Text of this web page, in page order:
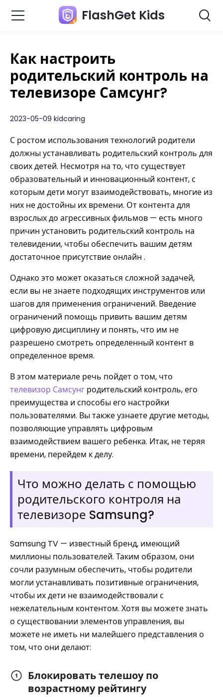
FlashGet Kids
Как настроить
родительский контроль на
телевизоре Самсунг?
2023-05-09 kidcaring
С ростом использования технологий родители
должны устанавливать родительский контроль для
своих детей. Несмотря на то, что существует
образовательный и инновационный контент, с
которым дети могут взаимодействовать, многие из
них не достойны их времени. От контента для
взрослых до агрессивных фильмов — есть много
причин установить родительский контроль на
телевидении, чтобы обеспечить вашим детям
достаточное присутствие онлайн .
Однако это может оказаться сложной задачей,
если вы не знаете подходящих инструментов или
шагов для применения ограничений. Введение
ограничений помощь привить вашим детям
цифровую дисциплину и понять, что им не
разрешено смотреть определенный контент в
определенное время.
В этом материале речь пойдет о том, что
телевизор Самсунг родительский контроль, его
преимущества и способы его настройки
пользователями. Вы также узнаете другие методы,
позволяющие управлять цифровым
взаимодействием вашего ребенка. Итак, не теряя
времени, перейдем к делу.
Что можно делать с помощью
родительского контроля на
телевизоре Samsung?
Samsung TV — известный бренд, имеющий
миллионы пользователей. Таким образом, они
сочли разумным обеспечить, чтобы родители
могли устанавливать позитивные ограничения,
чтобы их дети не взаимодействовали с
нежелательным контентом. Хотя вы можете знать
о существовании элементов управления, вы
можете не иметь ни малейшего представления о
том, что они делают:
Блокировать телешоу по
возрастному рейтингу